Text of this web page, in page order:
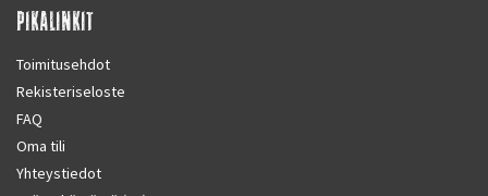
PIKALINKIT
Toimitusehdot
Rekisteriseloste
FAQ
Oma tili
Yhteystiedot